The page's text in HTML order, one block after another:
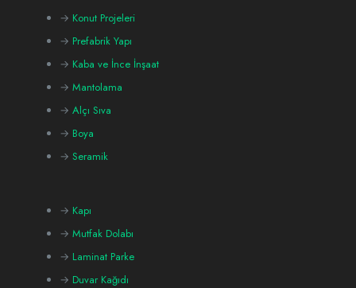
→ Konut Projeleri
→ Prefabrik Yapı
→ Kaba ve İnce İnşaat
→ Mantolama
→ Alçı Sıva
→ Boya
→ Seramik
→ Kapı
→ Mutfak Dolabı
→ Laminat Parke
→ Duvar Kağıdı